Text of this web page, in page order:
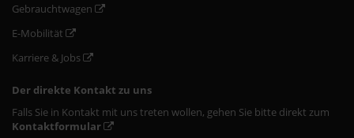
Gebrauchtwagen
E-Mobilität
Karriere & Jobs
Der direkte Kontakt zu uns
Falls Sie in Kontakt mit uns treten wollen, gehen Sie bitte direkt zum
Kontaktformular